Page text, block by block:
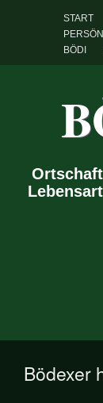
START
BÖDI
Bödexer